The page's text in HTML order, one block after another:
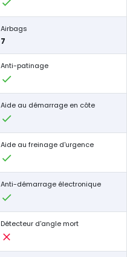
Airbags
7
Anti-patinage
Aide au démarrage en côte
Aide au freinage d'urgence
Anti-démarrage électronique
Détecteur d'angle mort